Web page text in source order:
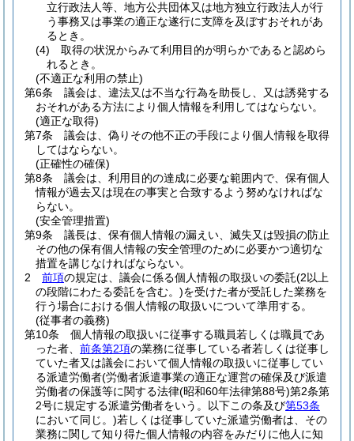
立行政法人等、地方公共団体又は地方独立行政法人が行
う事務又は事業の適正な遂行に支障を及ぼすおそれがあ
るとき。
(4)
取得の状況からみて利用目的が明らかであると認めら
れるとき。
(不適正な利用の禁止)
第6条
議会は、違法又は不当な行為を助長し、又は誘発する
おそれがある方法により個人情報を利用してはならない。
(適正な取得)
第7条
議会は、偽りその他不正の手段により個人情報を取得
してはならない。
(正確性の確保)
第8条
議会は、利用目的の達成に必要な範囲内で、保有個人
情報が過去又は現在の事実と合致するよう努めなければな
らない。
(安全管理措置)
第9条
議長は、保有個人情報の漏えい、滅失又は毀損の防止
その他の保有個人情報の安全管理のために必要かつ適切な
措置を講じなければならない。
2
前項の規定は、議会に係る個人情報の取扱いの委託(2以上
の段階にわたる委託を含む。)を受けた者が受託した業務を
行う場合における個人情報の取扱いについて準用する。
(従事者の義務)
第10条
個人情報の取扱いに従事する職員若しくは職員であ
った者、 前条第2項の業務に従事している者若しくは従事し
ていた者又は議会において個人情報の取扱いに従事してい
る派遣労働者(労働者派遣事業の適正な運営の確保及び派遣
労働者の保護等に関する法律(昭和60年法律第88号)第2条第
2号に規定する派遣労働者をいう。以下この条及び第53条
において同じ。)若しくは従事していた派遣労働者は、その
業務に関して知り得た個人情報の内容をみだりに他人に知